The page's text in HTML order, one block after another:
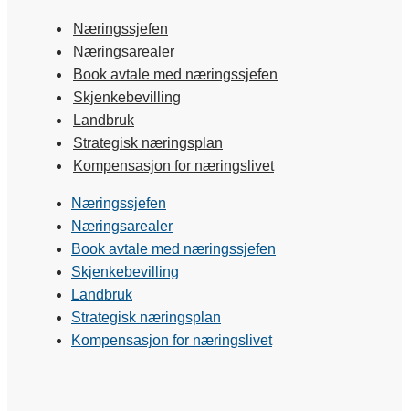
Næringssjefen
Næringsarealer
Book avtale med næringssjefen
Skjenkebevilling
Landbruk
Strategisk næringsplan
Kompensasjon for næringslivet
Næringssjefen
Næringsarealer
Book avtale med næringssjefen
Skjenkebevilling
Landbruk
Strategisk næringsplan
Kompensasjon for næringslivet